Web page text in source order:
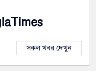
সকল খবর দেখুন